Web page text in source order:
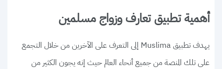
أهمية تطبيق تعارف وزواج مسلمين
يهدف تطبيق Muslima إلى التعرف على الآخرين من خلال التجمع
على تلك المنصة من جميع أنحاء العالم حيث إنه يجون الكثير من